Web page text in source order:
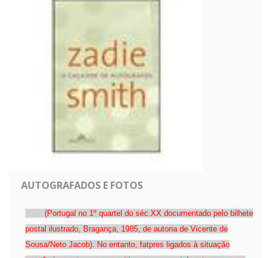
AUTOGRAFADOS E FOTOS
(Portugal no 1º quartel do séc.XX documentado pelo bilhete
postal ilustrado, Bragança, 1985, de autoria de Vicente de
Sousa/Neto Jacob). No entanto, fatpres ligados à situação